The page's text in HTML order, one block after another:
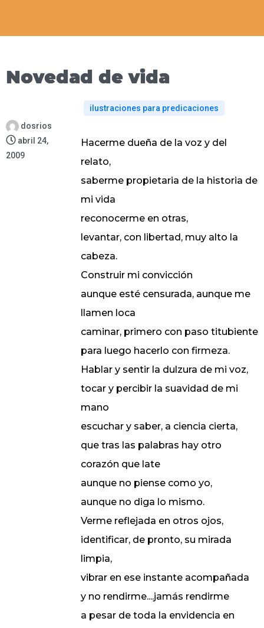
Novedad de vida
dosrios
abril 24,
2009
ilustraciones para predicaciones
Hacerme dueña de la voz y del
relato,
saberme propietaria de la historia de
mi vida
reconocerme en otras,
levantar, con libertad, muy alto la
cabeza.
Construir mi convicción
aunque esté censurada, aunque me
llamen loca
caminar, primero con paso titubiente
para luego hacerlo con firmeza.
Hablar y sentir la dulzura de mi voz,
tocar y percibir la suavidad de mi
mano
escuchar y saber, a ciencia cierta,
que tras las palabras hay otro
corazón que late
aunque no piense como yo,
aunque no diga lo mismo.
Verme reflejada en otros ojos,
identificar, de pronto, su mirada
limpia,
vibrar en ese instante acompañada
y no rendirme....jamás rendirme
a pesar de toda la envidencia en